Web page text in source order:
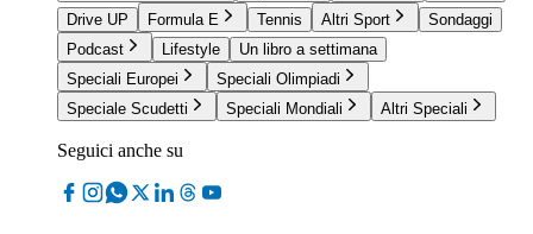
Drive UP
Formula E Tennis Altri Sport
Sondaggi
Podcast
Lifestyle
Un libro a settimana
Speciali Europei
Speciali Olimpiadi
Speciale Scudetti
Speciali Mondiali Altri Speciali
Seguici anche su